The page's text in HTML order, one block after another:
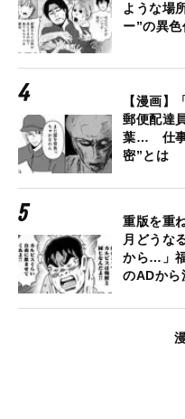
ような場
ー”の異
【漫画】
郵便配達
葉… 仕事
密”とは
重版を重
月どうな
から…」
のADから